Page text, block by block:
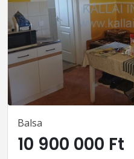
Balsa
10 900 000 Ft